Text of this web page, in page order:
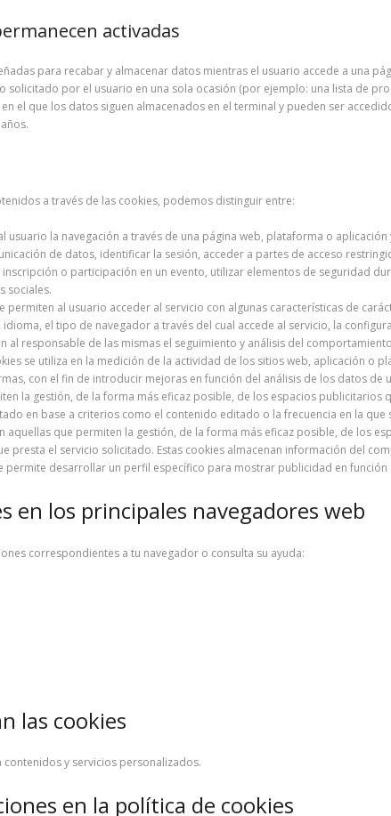
activadas
para recabar y almacenar datos mientras el usuario accede a una
solicitado por el usuario en una sola ocasión (por ejemplo: una lista de
el que los datos siguen almacenados en el terminal y pueden ser
a través de las cookies, podemos distinguir entre:
usuario la navegación a través de una página web, plataforma o
de datos, identificar la sesión, acceder a partes de acceso
o participación en un evento, utilizar elementos de seguridad
sociales.
permiten al usuario acceder al servicio con algunas características de
el tipo de navegador a través del cual accede al servicio, la
al responsable de las mismas el seguimiento y análisis del
se utiliza en la medición de la actividad de los sitios web, aplicación o
con el fin de introducir mejoras en función del análisis de los datos de
la gestión, de la forma más eficaz posible, de los espacios publicitarios
en base a criterios como el contenido editado o la frecuencia en la que
aquellas que permiten la gestión, de la forma más eficaz posible, de los
presta el servicio solicitado. Estas cookies almacenan información del
permite desarrollar un perfil específico para mostrar publicidad en función
en los principales navegadores web
correspondientes a tu navegador o consulta su ayuda:
las cookies
y servicios personalizados.
en la política de cookies